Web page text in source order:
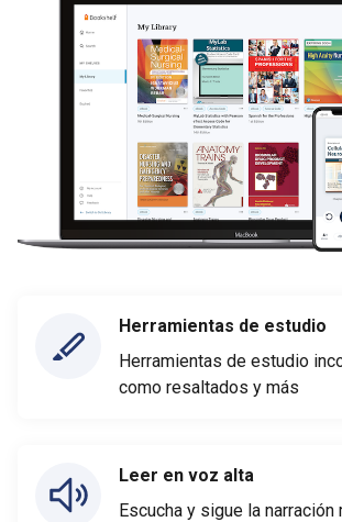
Herramientas de estudio
Herramientas de estudio
como resaltados y más
Leer en voz alta
Escucha y sigue la narración